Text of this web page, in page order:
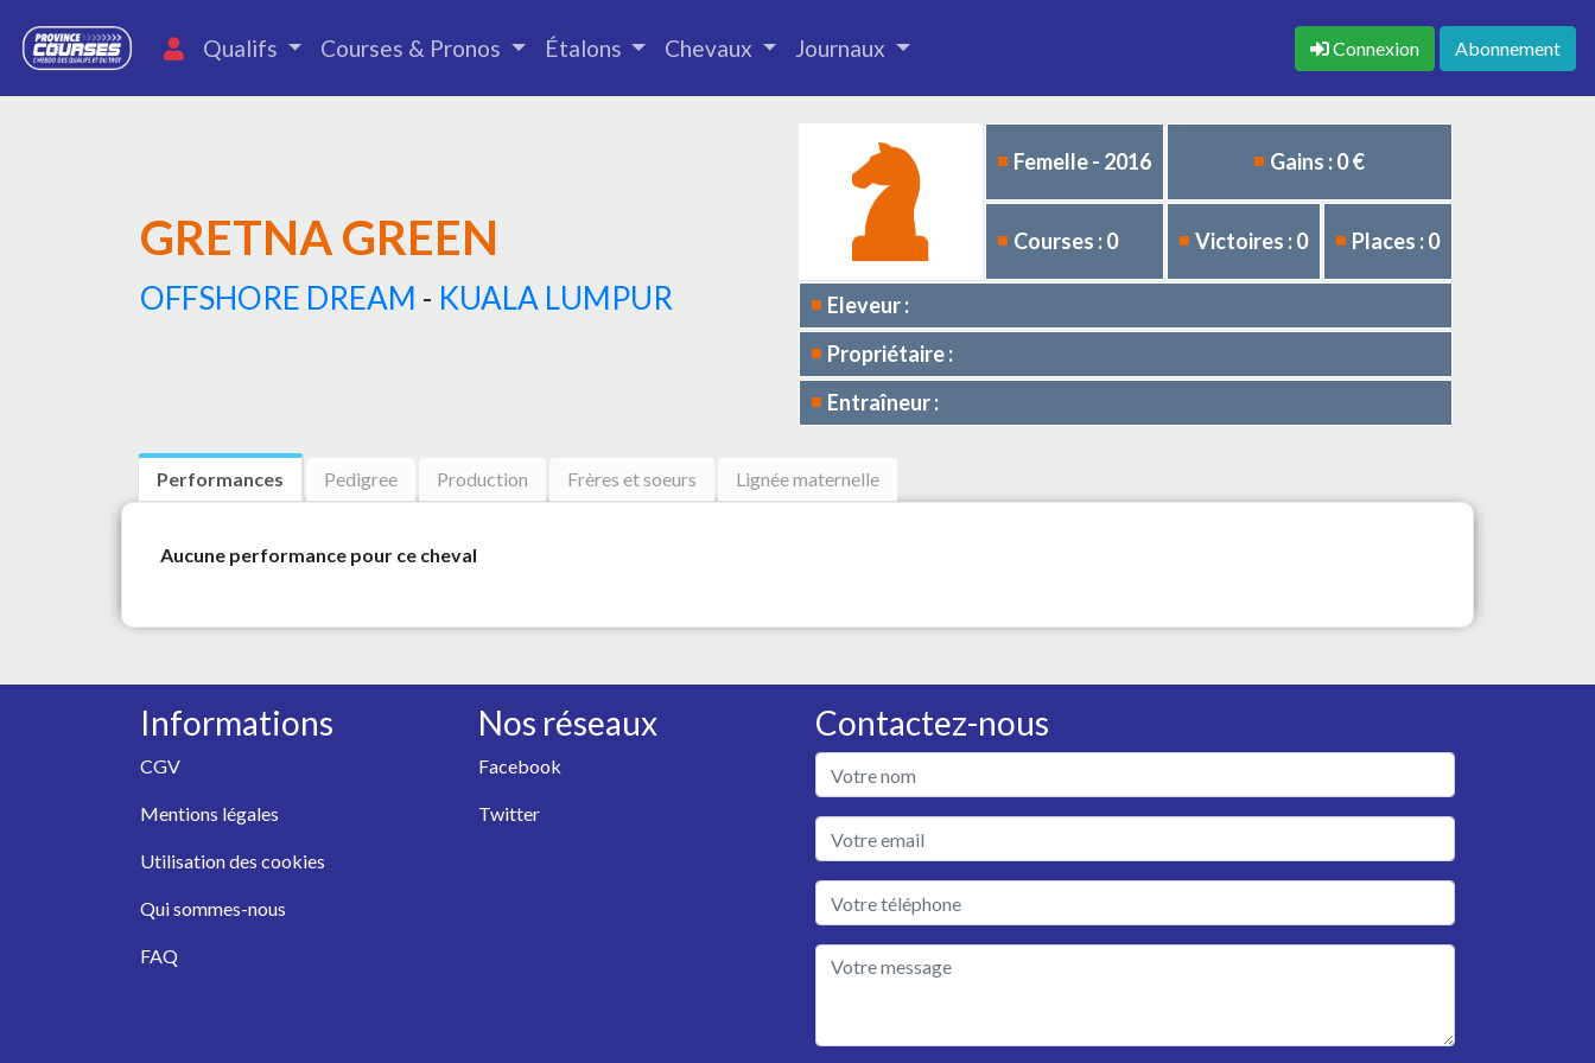
Qualifs Courses & Pronos Étalons Chevaux Journaux Connexion Abonnement
GRETNA GREEN
OFFSHORE DREAM - KUALA LUMPUR
Femelle - 2016 Gains : 0 €
Courses : 0 Victoires : 0 Places : 0
Eleveur :
Propriétaire :
Entraîneur :
Performances Pedigree Production Frères et soeurs Lignée maternelle
Aucune performance pour ce cheval
Informations
CGV
Mentions légales
Utilisation des cookies
Qui sommes-nous
FAQ
Nos réseaux
Facebook
Twitter
Contactez-nous